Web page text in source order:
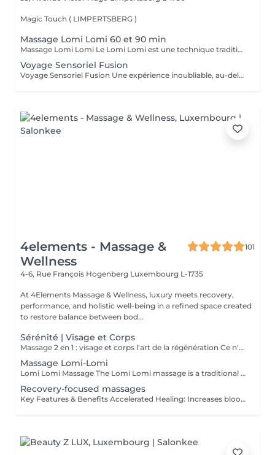
Magic Touch ( LIMPERTSBERG )
Massage Lomi Lomi 60 et 90 min
Massage Lomi Lomi Le Lomi Lomi est une technique traditionnelle hawaïenne qui va bien au-delà du simple toucher c'est une invitation à l'harmonie entre le corps, l'esprit et l'âme. Avec des mouvements longs, fluides et rythmés, rappelant le va-et-vient des vagues de l'océan, le praticien enveloppe le corps avec ses mains et ses avant-bras, créant une expérience d'accueil profond. Bienfaits : Relaxation profonde Soulagement des tensions musculaires Amélioration de la circulation et de l'énergie vitale Sensation de légèreté, de renouveau et de bien-être Un véritable câlin sous forme de soin.
Voyage Sensoriel Fusion
Voyage Sensoriel Fusion Une expérience inoubliable, au-delà du massage Plus qu'un simple massage, c'est une véritable expérience immersive qui invite à l'harmonie entre le corps, l'esprit et l'âme. Grâce à des mouvements longs, fluides et enveloppants, associés à la puissance de la luminothérapie, de l'aromathérapie, de la musicothérapie et de l'alignement des chakras, vous êtes transporté(e) dans un univers unique de détente et de connexion intérieure. Les bienfaits : Libération des tensions physiques et mentales Réduction immédiate du stress Circulation d'énergie et sensation de vitalité Bien-être profond, légèreté et renouveau Une expérience inoubliable comme un voyage qui réveille tous vos sens.
4elements - Massage &
Wellness
101
4-6, Rue François Hogenberg Luxembourg L-1735
At 4Elements Massage & Wellness, luxury meets recovery,
performance, and holistic well-being in a refined space created
to restore balance between bod...
Sérénité | Visage et Corps
Massage 2 en 1 : visage et corps l'art de la régénération Ce n'est pas simplement un massage. C'est une profonde réinitialisation de tout l'organisme en une seule séance. Pendant que le corps se libère des tensions et de la fatigue, le visage retrouve fraîcheur, tonicité et éclat naturel. Les processus de régénération s'activent, le drainage lymphatique s'améliore, la légèreté revient dans le corps et la clarté dans l'esprit. Un visage raffermi et soigneusement sublimé Un corps détendu, vivant et harmonieux Une sensation de calme qui se ressent de l'intérieur Le choix idéal pour celles et ceux qui souhaitent mieux paraître, ressentir davantage et optimiser leur temps. Une seule séance des résultats visibles et un plaisir profond. Offrez-vous le luxe de prendre soin de vous.
Massage Lomi-Lomi
Lomi Lomi Massage The Lomi Lomi massage is a traditional Hawaiian technique known for its long, flowing, wave-like movements that soothe the body and calm the mind. Using her forearms and rhythmic, continuous motions, Ksenija creates a deep sense of relaxation, helping to release tension, melt stress, and restore emotional balance. It's a gentle, holistic, and extremely comforting experience like being carried by warm ocean waves. Perfect for anyone seeking profound relaxation and inner harmony.
Recovery-focused massages
Key Features & Benefits Accelerated Healing: Increases blood flow to muscles and tendons, delivering essential nutrients and oxygen to repair tissue. Reduced Soreness & Stiffness: Eases Delayed Onset Muscle Soreness (DOMS) and increases range of motion by loosening tight muscles. Waste Removal: Aids in flushing out lactic acid and metabolic waste products from muscles. Injury Prevention: Identifies and releases muscle adhesions (knots) that cause imbalances, reducing the risk of further injury. Targeted Approach: Focuses on specific muscle groups or areas of pain, such as the back, shoulders, or hips.